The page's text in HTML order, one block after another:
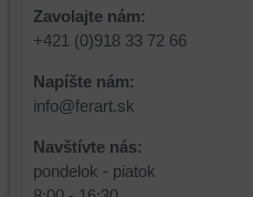
Zavolajte nám:
+421 (0)918 33 72 66
Napíšte nám:
info@ferart.sk
Navštívte nás:
pondelok - piatok
funkčnosti
platformy,
z
prehliadania
zabezpečenia.
váš
zážitok
prehliadania,
ukladať
z
vašich